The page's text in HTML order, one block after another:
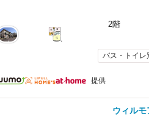
2階
バス・トイレ
提供
ウィル